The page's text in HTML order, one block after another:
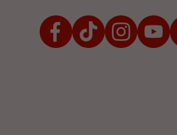
Facebook
TikTokInstagram